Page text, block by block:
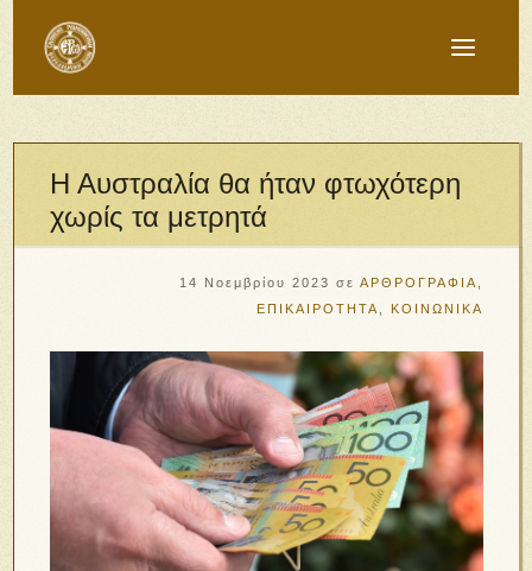
Η Αυστραλία θα ήταν φτωχότερη
χωρίς τα μετρητά
14 Νοεμβρίου 2023 σε ΑΡΘΡΟΓΡΑΦΙΑ
ΕΠΙΚΑΙΡΟΤΗΤΑ
ΚΟΙΝΩΝΙΚΑ